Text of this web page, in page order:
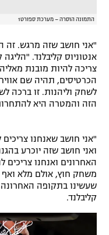
התמונה הוסרה – מערכת ספורט1
"אני חושב שזה מרגש. זה
אנטוניוס קליבלנד.
צריכה להיות מובנת
הכרטיסים, תהיה שם
לשחק וליהנות. זו ברכה
הזה והמטרה היא
"אני חושב שאנחנו
ואני חושב שזה יוכרע
האחרונים ואנחנו צריכים
משחק חוץ, אולם מלא
שעשינו בתקופה
קליבלנד.